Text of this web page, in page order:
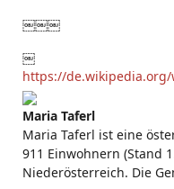
￼￼￼
￼
https://de.wikipedia.org/
Maria Taferl
Maria Taferl ist eine
911 Einwohnern (Stand
Niederösterreich. Die